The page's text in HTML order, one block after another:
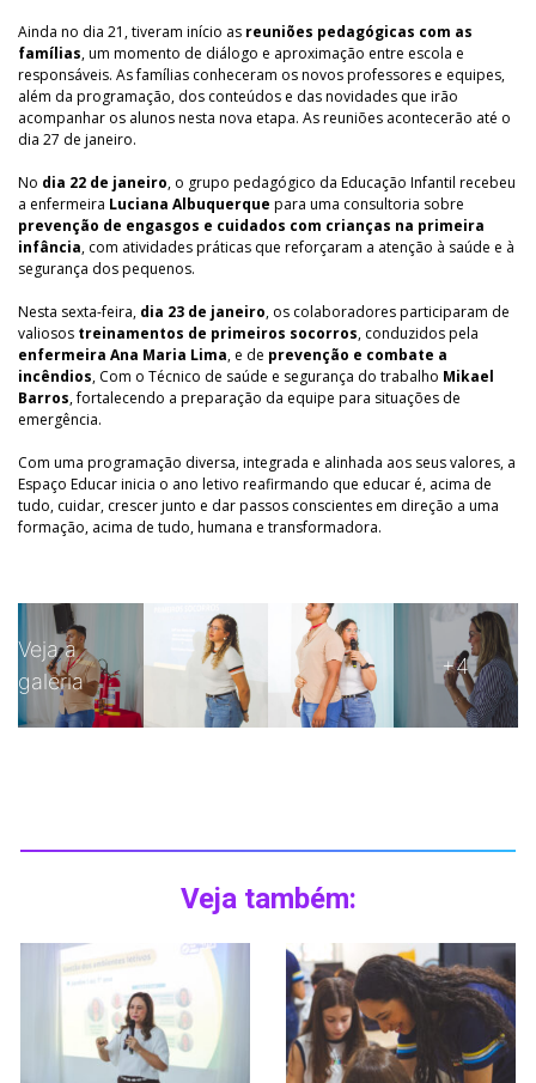
Ainda no dia 21, tiveram início as reuniões pedagógicas com as
famílias, um momento de diálogo e aproximação entre escola e
responsáveis. As famílias conheceram os novos professores e equipes,
além da programação, dos conteúdos e das novidades que irão
acompanhar os alunos nesta nova etapa. As reuniões acontecerão até o
dia 27 de janeiro.
No dia 22 de janeiro, o grupo pedagógico da Educação Infantil recebeu
a enfermeira Luciana Albuquerque para uma consultoria sobre
prevenção de engasgos e cuidados com crianças na primeira
infância, com atividades práticas que reforçaram a atenção à saúde e à
segurança dos pequenos.
Nesta sexta-feira, dia 23 de janeiro, os colaboradores participaram de
valiosos treinamentos de primeiros socorros, conduzidos pela
enfermeira Ana Maria Lima, e de prevenção e combate a
incêndios, Com o Técnico de saúde e segurança do trabalho Mikael
Barros, fortalecendo a preparação da equipe para situações de
emergência.
Com uma programação diversa, integrada e alinhada aos seus valores, a
Espaço Educar inicia o ano letivo reafirmando que educar é, acima de
tudo, cuidar, crescer junto e dar passos conscientes em direção a uma
formação, acima de tudo, humana e transformadora.
Veja a
galeria
+4
Veja também: